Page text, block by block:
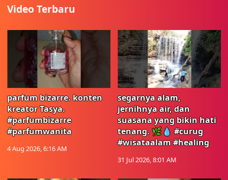
Video Terbaru
parfum bizarre. konten
kreator Tasya.
#parfumbizarre
#parfumwanita
4 Aug 2026, 6:16 AM
segarnya alam,
jernihnya air, dan
suasana yang bikin hati
tenang. 🌿💧 #curug
#wisataalam #healing
31 Jul 2026, 8:01 AM